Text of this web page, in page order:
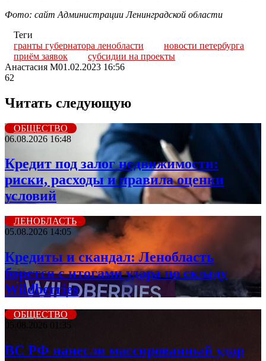
Фото: сайт Администрации Ленинградской области
Теги
гранты губернатора ленобласти
новости петербурга
приём заявок
субсидии на проекты
Анастасия М01.02.2023 16:56
62
Читать следующую
ОБЩЕСТВО
06.08.2026 16:48
Кредит под залог недвижимости:
риски, расходы и правила оценки
условий
ЛЕНОБЛАСТЬ
05.08.2026 14:05
Кредиты и скандал: Ленобласть
борется с итогами удара по складу
Wildberries
ОБЩЕСТВО
05.08.2026 01:35
ВС РФ нанесли массированный удар